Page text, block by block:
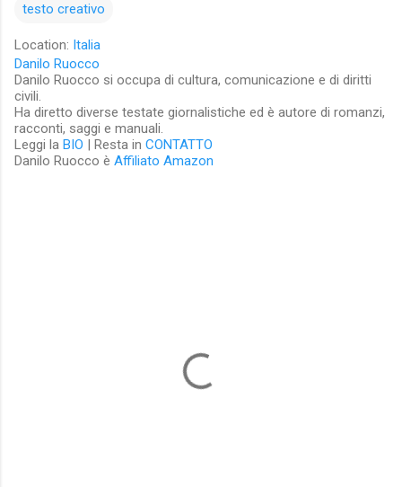
testo creativo
Location: Italia
Danilo Ruocco
Danilo Ruocco si occupa di cultura, comunicazione e di diritti
civili.
Ha diretto diverse testate giornalistiche ed è autore di romanzi,
racconti, saggi e manuali.
Leggi la BIO | Resta in CONTATTO
Danilo Ruocco è Affiliato Amazon